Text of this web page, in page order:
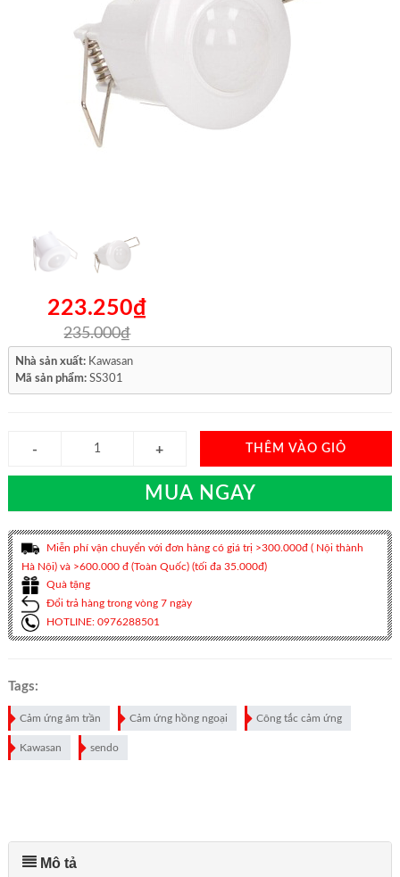
223.250₫
235.000₫
Nhà sản xuất: Kawasan
Mã sản phẩm: SS301
THÊM VÀO GIỎ
MUA NGAY
Miễn phí vận chuyển với đơn hàng có giá trị >300.000đ ( Nội thành
Hà Nội) và >600.000 đ (Toàn Quốc) (tối đa 35.000đ)
Quà tặng
Đổi trả hàng trong vòng 7 ngày
HOTLINE: 0976288501
Tags:
Cảm ứng âm trần Cảm ứng hồng ngoại Công tắc cảm ứng
Kawasan sendo
Mô tả